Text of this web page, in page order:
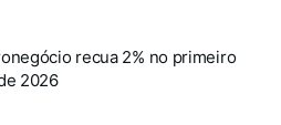
recua 2% no primeiro
2026